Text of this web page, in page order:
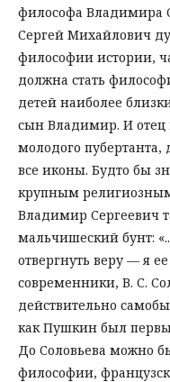
философа Владимира
Сергей Михайлович
философии истории,
должна стать
детей наиболее
сын Владимир. И
молодого пубертанта,
все иконы. Будто бы
крупным
Владимир Сергеевич
мальчишеский бунт:
отвергнуть веру — я
современники, В. С.
действительно
как Пушкин был
До Соловьева можно
философии,